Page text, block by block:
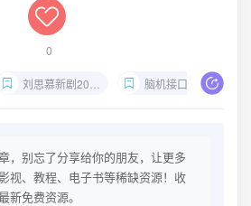
0
刘思慕新剧2025 脑机接口黑客题材
，别忘了分享给你的朋友，让更多
视、教程、电子书等稀缺资源！收
新免费资源。